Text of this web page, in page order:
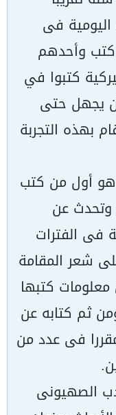
فى
وأحدهم
كتبوا في
يجهل حتى
بهذه التجربة
هو أول من كتب
وتحدث عن
فى الفترات
شعر المقامة
كتبها
ثم كتابه عن
فى عدد من
الصهيونى